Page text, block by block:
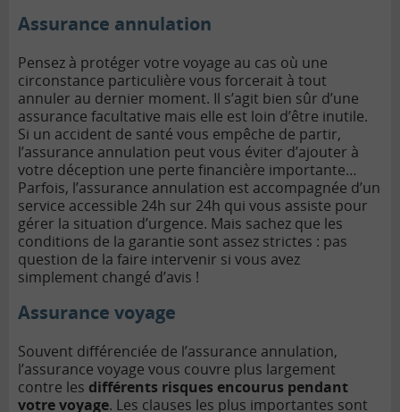
Assurance annulation
Pensez à protéger votre voyage au cas où une
circonstance particulière vous forcerait à tout
annuler au dernier moment. Il s’agit bien sûr d’une
assurance facultative mais elle est loin d’être inutile.
Si un accident de santé vous empêche de partir,
l’assurance annulation peut vous éviter d’ajouter à
votre déception une perte financière importante…
Parfois, l’assurance annulation est accompagnée d’un
service accessible 24h sur 24h qui vous assiste pour
gérer la situation d’urgence. Mais sachez que les
conditions de la garantie sont assez strictes : pas
question de la faire intervenir si vous avez
simplement changé d’avis !
Assurance voyage
Souvent différenciée de l’assurance annulation,
l’assurance voyage vous couvre plus largement
contre les différents risques encourus pendant
votre voyage. Les clauses les plus importantes sont